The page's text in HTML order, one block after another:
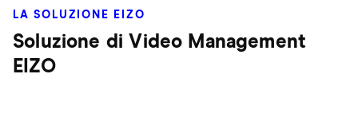
LA SOLUZIONE EIZO
Soluzione di Video Management
EIZO